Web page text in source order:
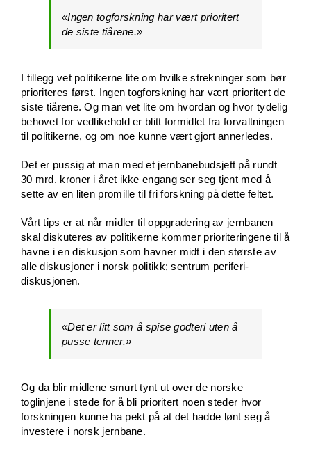
«Ingen togforskning har vært prioritert
de siste tiårene.»
I tillegg vet politikerne lite om hvilke strekninger som bør
prioriteres først. Ingen togforskning har vært prioritert de
siste tiårene. Og man vet lite om hvordan og hvor tydelig
behovet for vedlikehold er blitt formidlet fra forvaltningen
til politikerne, og om noe kunne vært gjort annerledes.
Det er pussig at man med et jernbanebudsjett på rundt
30 mrd. kroner i året ikke engang ser seg tjent med å
sette av en liten promille til fri forskning på dette feltet.
Vårt tips er at når midler til oppgradering av jernbanen
skal diskuteres av politikerne kommer prioriteringene til å
havne i en diskusjon som havner midt i den største av
alle diskusjoner i norsk politikk; sentrum periferi-
diskusjonen.
«Det er litt som å spise godteri uten å
pusse tenner.»
Og da blir midlene smurt tynt ut over de norske
toglinjene i stede for å bli prioritert noen steder hvor
forskningen kunne ha pekt på at det hadde lønt seg å
investere i norsk jernbane.